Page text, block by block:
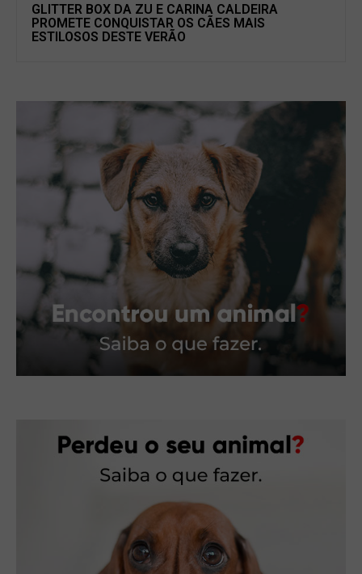
GLITTER BOX DA ZU E CARINA CALDEIRA
PROMETE CONQUISTAR OS CÃES MAIS
ESTILOSOS DESTE VERÃO